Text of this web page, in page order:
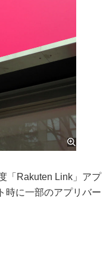
「Rakuten Link」アプ
時に一部のアプリバー